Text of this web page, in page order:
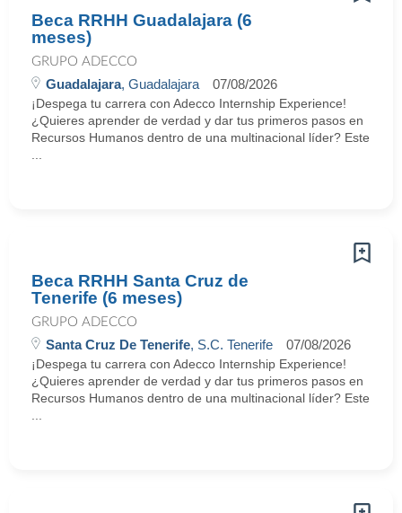
Beca RRHH Guadalajara (6
meses)
GRUPO ADECCO
Guadalajara, Guadalajara 07/08/2026
¡Despega tu carrera con Adecco Internship Experience!
¿Quieres aprender de verdad y dar tus primeros pasos en
Recursos Humanos dentro de una multinacional líder? Este
Beca RRHH Santa Cruz de
Tenerife (6 meses)
GRUPO ADECCO
Santa Cruz De Tenerife, S.C. Tenerife 07/08/2026
¡Despega tu carrera con Adecco Internship Experience!
¿Quieres aprender de verdad y dar tus primeros pasos en
Recursos Humanos dentro de una multinacional líder? Este